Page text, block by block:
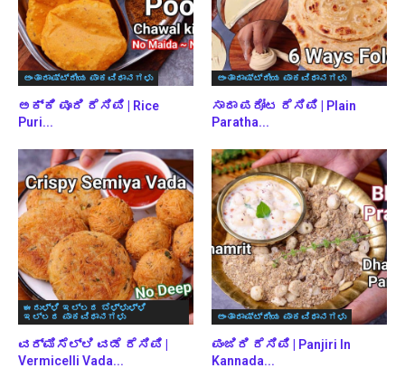
ಅಂತಾರಾಷ್ಟ್ರೀಯ ಪಾಕವಿಧಾನಗಳು
ಅಕ್ಕಿ ಪೂರಿ ರೆಸಿಪಿ | Rice
Puri...
ಅಂತಾರಾಷ್ಟ್ರೀಯ ಪಾಕವಿಧಾನಗಳು
ಸಾದಾ ಪರೋಟ ರೆಸಿಪಿ | Plain
Paratha...
ಈರುಳ್ಳಿ ಇಲ್ಲದ ಬೆಳ್ಳುಳ್ಳಿ
ಇಲ್ಲದ ಪಾಕವಿಧಾನಗಳು
ವರ್ಮಿಸೆಲ್ಲಿ ವಡೆ ರೆಸಿಪಿ |
Vermicelli Vada...
ಅಂತಾರಾಷ್ಟ್ರೀಯ ಪಾಕವಿಧಾನಗಳು
ಪಂಜಿರಿ ರೆಸಿಪಿ | Panjiri In
Kannada...